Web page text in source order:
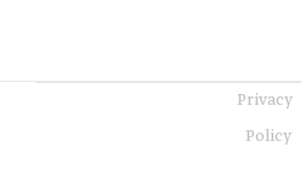
Privacy
Policy